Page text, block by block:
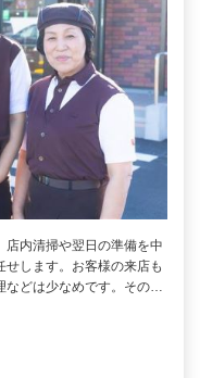
店内清掃や翌日の準備を中
します。お客様の来店も
どは少なめです。その…